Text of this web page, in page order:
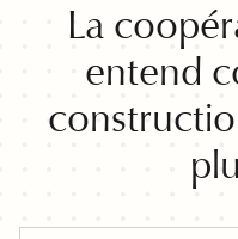
La
entend